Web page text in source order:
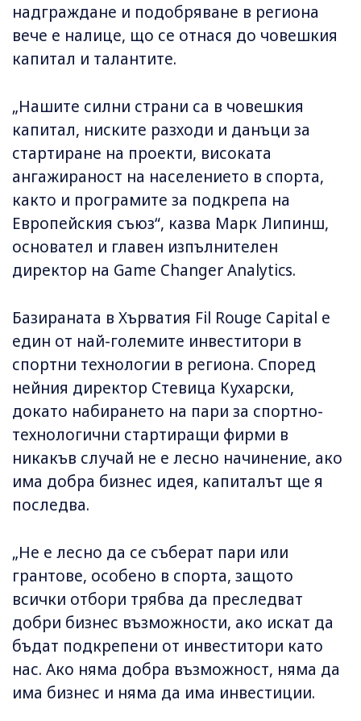
надграждане и подобряване в региона
вече е налице, що се отнася до човешкия
капитал и талантите.
„Нашите силни страни са в човешкия
капитал, ниските разходи и данъци за
стартиране на проекти, високата
ангажираност на населението в спорта,
както и програмите за подкрепа на
Европейския съюз“, казва Марк Липинш,
основател и главен изпълнителен
директор на Game Changer Analytics.
Базираната в Хърватия Fil Rouge Capital е
един от най-големите инвеститори в
спортни технологии в региона. Според
нейния директор Стевица Кухарски,
докато набирането на пари за спортно-
технологични стартиращи фирми в
никакъв случай не е лесно начинение, ако
има добра бизнес идея, капиталът ще я
последва.
„Не е лесно да се съберат пари или
грантове, особено в спорта, защото
всички отбори трябва да преследват
добри бизнес възможности, ако искат да
бъдат подкрепени от инвеститори като
нас. Ако няма добра възможност, няма да
има бизнес и няма да има инвестиции.